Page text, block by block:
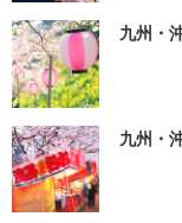
九州・
九州・